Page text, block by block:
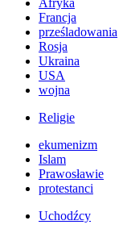
Afryka
Francja
prześladowania
Rosja
Ukraina
USA
wojna
Religie
ekumenizm
Islam
Prawosławie
protestanci
Uchodźcy